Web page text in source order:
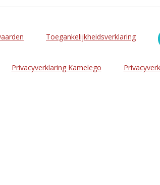
Toegankelijkheidsverklaring
Privacyverklaring Kamelego